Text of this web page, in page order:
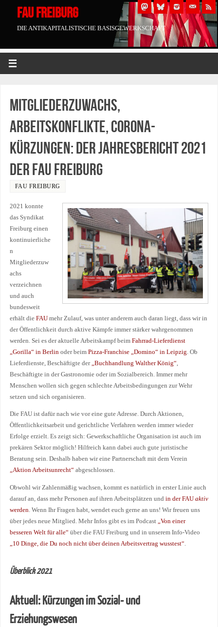
FAU FREIBURG
DIE ANTIKAPITALISTISCHE BASISGEWERKSCHAFT
Mitgliederzuwachs,
Arbeitskonflikte, Corona-
Kürzungen: Der Jahresbericht 2021
der FAU Freiburg
FAU FREIBURG
2021 konnte
das Syndikat
Freiburg einen
kontinuierliche
n
Mitgliederzuw
achs
verzeichnen
und auch
bundesweit
erhält die FAUmehr Zulauf, was unter anderem auch daran liegt, dass wir in
der Öffentlichkeit durch aktive Kämpfe immer stärker wahrgenommen
werden. Sei es der aktuelle Arbeitskampf beim Fahrrad-Lieferdienst
„Gorilla“ in Berlinoder beim Pizza-Franchise „Domino“ in Leipzig. Ob
Lieferdienste, Beschäftigte der „Buchhandlung Walther König“,
Beschäftigte in der Gastronomie oder im Sozialbereich. Immer mehr
Menschen wollen sich gegen schlechte Arbeitsbedingungen zur Wehr
setzen und sich organisieren.
Die FAU ist dafür nach wie vor eine gute Adresse. Durch Aktionen,
Öffentlichkeitsarbeit und gerichtliche Verfahren werden immer wieder
Erfolge erzielt. Es zeigt sich: Gewerkschaftliche Organisation ist auch im
prekären Sektor möglich! Hilfreich kann dabei auch gute juristische
Beratung sein. Deshalb haben wir eine Partnerschaft mit dem Verein
„Aktion Arbeitsunrecht“abgeschlossen.
Obwohl wir Zahlenmäßig wachsen, kommt es natürlich in erster Linie auch
darauf an, dass mehr Personen auf ihren Arbeitsplätzen und in der FAU aktiv
werden. Wenn Ihr Fragen habt, wendet euch gerne an uns! Wir freuen uns
über jedes neue Mitglied. Mehr Infos gibt es im Podcast „Von einer
besseren Welt für alle“über die FAU Freiburg und in unserem Info-Video
„10 Dinge, die Du noch nicht über deinen Arbeitsvertrag wusstest“.
Überblick 2021
Aktuell: Kürzungen im Sozial- und
Erziehungswesen